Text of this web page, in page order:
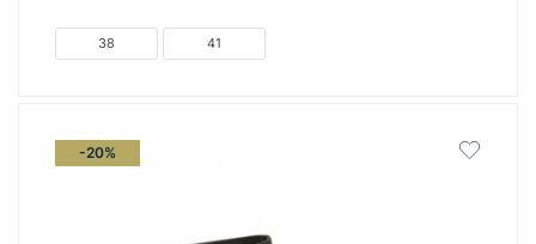
38 41
-20%